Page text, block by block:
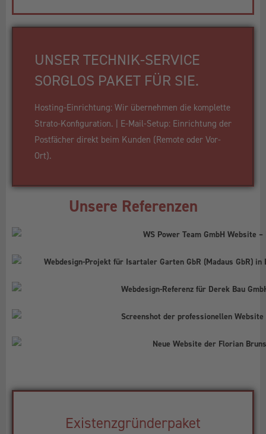
UNSER TECHNIK-SERVICE
SORGLOS PAKET FÜR SIE.
Hosting-Einrichtung: Wir übernehmen die komplette
Strato-Konfiguration. | E-Mail-Setup: Einrichtung der
Postfächer direkt beim Kunden (Remote oder Vor-
Ort).
Unsere Referenzen
Existenzgründerpaket